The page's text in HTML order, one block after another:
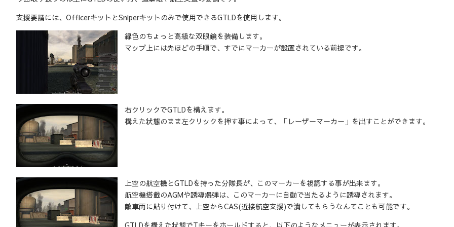
支援要請には、OfficerキットとSniperキットのみで使用できるGTLDを使用します。
緑色のちょっと高級な双眼鏡を装備します。
マップ上には先ほどの手順で、すでにマーカーが設置されている前提です。
右クリックでGTLDを構えます。
構えた状態のまま左クリックを押す事によって、「レーザーマーカー」を出すことができます。
上空の航空機とGTLDを持った分隊長が、このマーカーを視認する事が出来ます。
航空機搭載のAGMや誘導爆弾は、このマーカーに自動で当たるように誘導されます。
敵車両に貼り付けて、上空からCAS(近接航空支援)で潰してもらうなんてことも可能です。
GTLDを構えた状態でTキーをホールドすると、以下のようなメニューが表示されます。